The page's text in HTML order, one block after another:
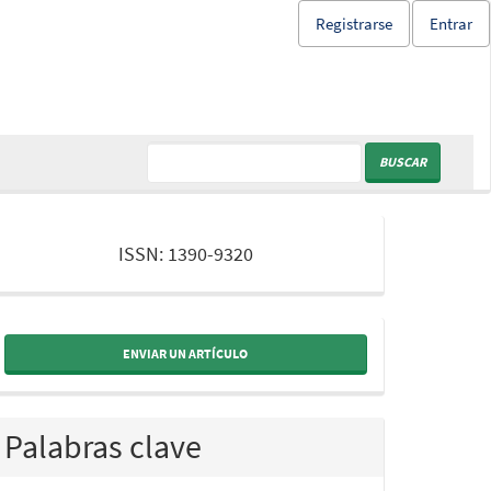
Registrarse Entrar
BUSCAR
ISSN: 1390-9320
ENVIAR UN ARTÍCULO
Palabras clave